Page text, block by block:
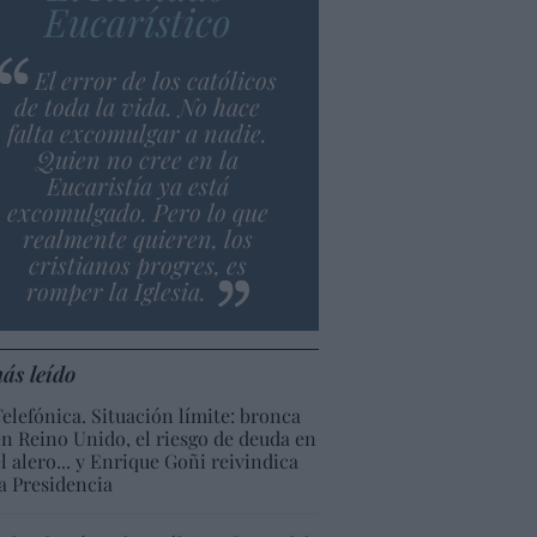
Eucarístico
El error de los católicos
de toda la vida. No hace
falta excomulgar a nadie.
Quien no cree en la
Eucaristía ya está
excomulgado. Pero lo que
realmente quieren, los
cristianos progres, es
romper la Iglesia.
leído
Situación límite: bronca
Reino Unido, el riesgo de deuda en
alero... y Enrique Goñi reivindica
Presidencia